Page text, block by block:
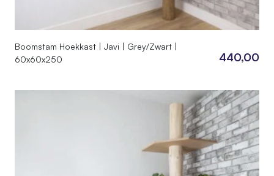
Boomstam Hoekkast | Javi | Grey/Zwart |
60x60x250
440,00